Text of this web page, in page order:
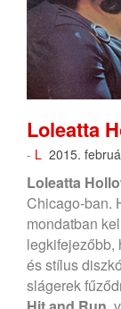
Loleatta
- L 2015.
Loleatta
Chicago-ban.
mondatban
legkifejezőbb,
és stílus
slágerek